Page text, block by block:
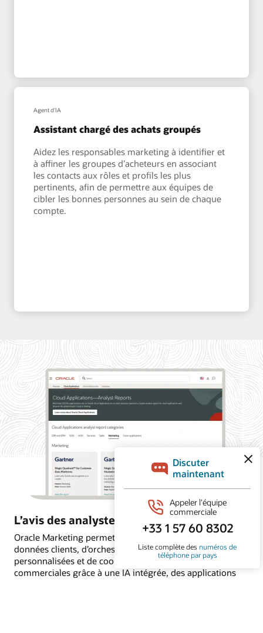
Agent d'IA
Assistant chargé des achats groupés
Aidez les responsables marketing à identifier et
à affiner les groupes d’acheteurs en associant
les contacts aux rôles et profils les plus
pertinents, afin de permettre aux équipes de
cibler les bonnes personnes au sein de chaque
compte.
L’avis des analystes sur Oracle Marketing
Oracle Marketing permet aux organisations d’unifier les
données clients, d’orchestrer des campagnes
personnalisées et de coordonner les actions marketing et
commerciales grâce à une IA intégrée, des applications